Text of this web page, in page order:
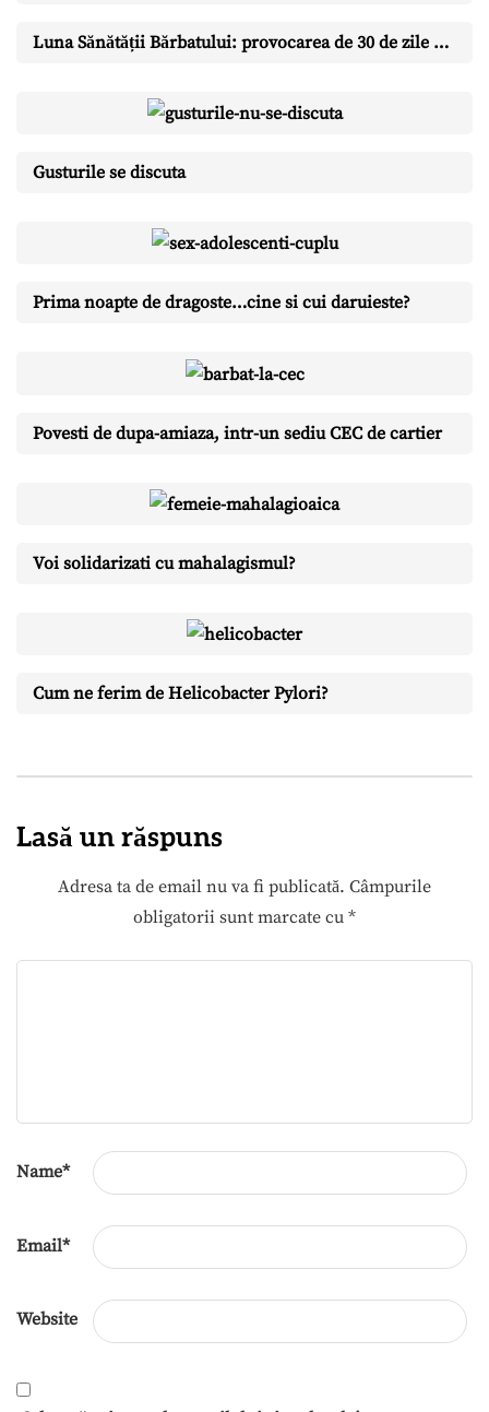
Luna Sănătății Bărbatului: provocarea de 30 de zile cu care îți schimbi anul
Gusturile se discuta
Prima noapte de dragoste…cine si cui daruieste?
Povesti de dupa-amiaza, intr-un sediu CEC de cartier
Voi solidarizati cu mahalagismul?
Cum ne ferim de Helicobacter Pylori?
Lasă un răspuns
Adresa ta de email nu va fi publicată. Câmpurile
obligatorii sunt marcate cu *
Name*
Email*
Website